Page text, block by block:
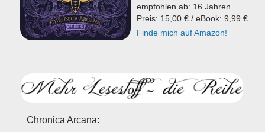
empfohlen ab: 16 Jahren
Preis: 15,00 € / eBook: 9,99 €
Finde mich auf Amazon!
Chronica Arcana: